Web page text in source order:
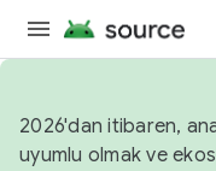
2026'dan itibaren,
uyumlu olmak ve